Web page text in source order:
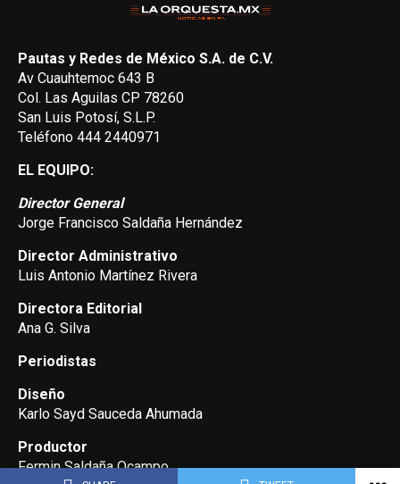
Pautas y Redes de México S.A. de C.V.
Av Cuauhtemoc 643 B
Col. Las Aguilas CP 78260
San Luis Potosí, S.L.P.
Teléfono 444 2440971
EL EQUIPO:
Director General
Jorge Francisco Saldaña Hernández
Director Administrativo
Luis Antonio Martínez Rivera
Directora Editorial
Ana G. Silva
Periodistas
Diseño
Karlo Sayd Sauceda Ahumada
Productor
Fermin Saldaña Ocampo